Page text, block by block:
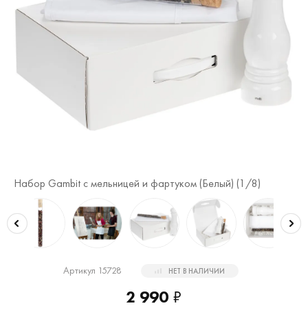
Набор Gambit с мельницей и фартуком (Белый) (1 /8)
Артикул 15728 НЕТ В НАЛИЧИИ
2 990 ₽